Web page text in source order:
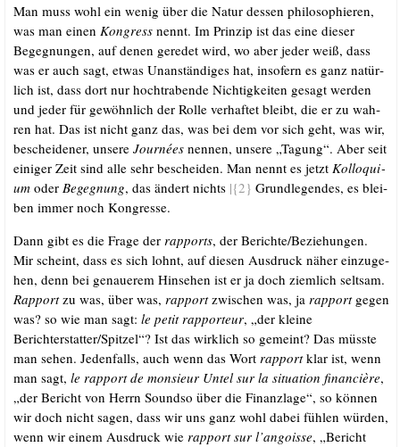
Man muss wohl ein wenig über die Natur des­sen phi­lo­so­phie­ren,
was man einen Kon­gressnennt. Im Prin­zip ist das eine die­ser
Begeg­nun­gen, auf denen gere­det wird, wo aber jeder weiß, dass
was er auch sagt, etwas Unan­stän­di­ges hat, inso­fern es ganz natür­
lich ist, dass dort nur hoch­tra­ben­de Nich­tig­kei­ten gesagt wer­den
und jeder für gewöhn­lich der Rol­le ver­haf­tet bleibt, die er zu wah­
ren hat. Das ist nicht ganz das, was bei dem vor sich geht, was wir,
beschei­de­ner, unse­re Jour­nées nen­nen, unse­re „Tagung“. Aber seit
eini­ger Zeit sind alle sehr beschei­den. Man nennt es jetzt Kol­lo­qui­
um oder Begeg­nung, das ändert nichts |{2} Grund­le­gen­des, es blei­
ben immer noch Kongresse.
Dann gibt es die Fra­ge der rap­ports, der Berichte/​Beziehungen.
Mir scheint, dass es sich lohnt, auf die­sen Aus­druck näher ein­zu­ge­
hen, denn bei genaue­rem Hin­se­hen ist er ja doch ziem­lich selt­sam.
Rap­portzu was, über was, rap­portzwi­schen was, ja rap­portgegen
was? so wie man sagt: le petit rap­por­teur, „der klei­ne
Berichterstatter/​Spitzel“? Ist das wirk­lich so gemeint? Das müss­te
man sehen. Jeden­falls, auch wenn das Wort rap­portklar ist, wenn
man sagt, le rap­port de mon­sieur Untel sur la situa­ti­on finan­ciè­re,
„der Bericht von Herrn Sound­so über die Finanz­la­ge“, so kön­nen
wir doch nicht sagen, dass wir uns ganz wohl dabei füh­len wür­den,
wenn wir einem Aus­druck wie rap­port sur l’angoisse, „Bericht